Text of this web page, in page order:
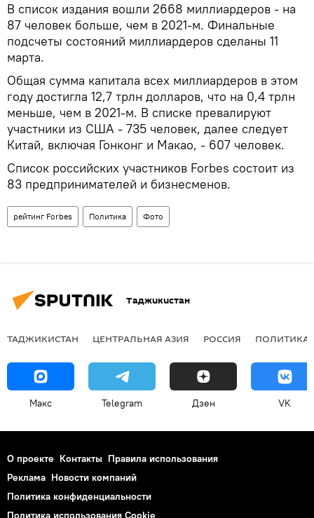
В список издания вошли 2668 миллиардеров - на
87 человек больше, чем в 2021-м. Финальные
подсчеты состояний миллиардеров сделаны 11
марта.
Общая сумма капитала всех миллиардеров в этом
году достигла 12,7 трлн долларов, что на 0,4 трлн
меньше, чем в 2021-м. В списке превалируют
участники из США - 735 человек, далее следует
Китай, включая Гонконг и Макао, - 607 человек.
Список российских участников Forbes состоит из
83 предпринимателей и бизнесменов.
рейтинг Forbes Политика Фото
Таджикистан
ТАДЖИКИСТАН ЦЕНТРАЛЬНАЯ АЗИЯ РОССИЯ ПОЛИТИКА
Макс Telegram Дзен VK
О проекте Контакты Правила использования
Реклама Новости компаний
Политика конфиденциальности
Политика использования Cookie